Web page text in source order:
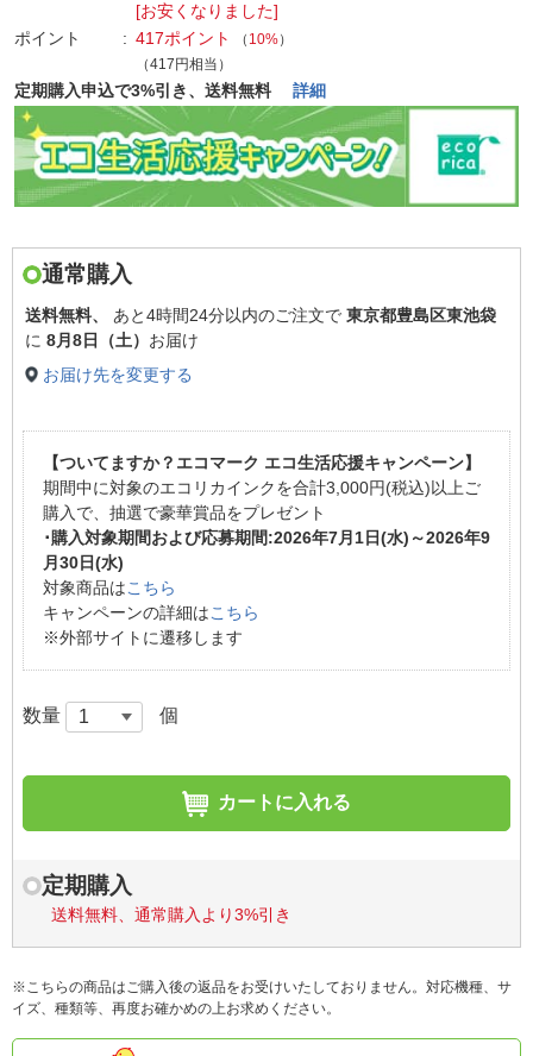
[お安くなりました]
ポイント
417ポイント （ 10%）
（417円相当）
定期購入申込で3%引き、送料無料 詳細
通常購入
送料無料、 あと4時間24分以内のご注文で 東京都豊島区東池袋
に 8月8日（土） お届け
お届け先を変更する
【ついてますか？エコマーク エコ生活応援キャンペーン】
期間中に対象のエコリカインクを合計3,000円(税込)以上ご
購入で、抽選で豪華賞品をプレゼント
･購入対象期間および応募期間:2026年7月1日(水)～2026年9
月30日(水)
対象商品はこちら
キャンペーンの詳細はこちら
※外部サイトに遷移します
数量 個
カートに入れる
定期購入
送料無料、通常購入より3%引き
※こちらの商品はご購入後の返品をお受けいたしておりません。対応機種、サ
イズ、種類等、再度お確かめの上お求めください。